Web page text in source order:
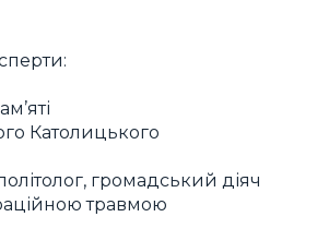
Католицького
громадський діяч
травмою